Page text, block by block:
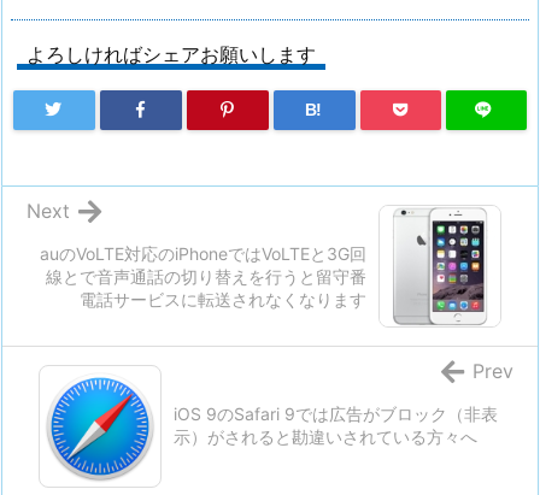
よろしければシェアお願いします
B!
auのVoLTE対応のiPhoneではVoLTEと3G回
線とで音声通話の切り替えを行うと留守番
電話サービスに転送されなくなります
Next
iOS 9のSafari 9では広告がブロック（非表
示）がされると勘違いされている方々へ
Prev